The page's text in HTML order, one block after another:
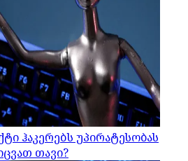
ჰაკერებს უპირატესობას
თავი?